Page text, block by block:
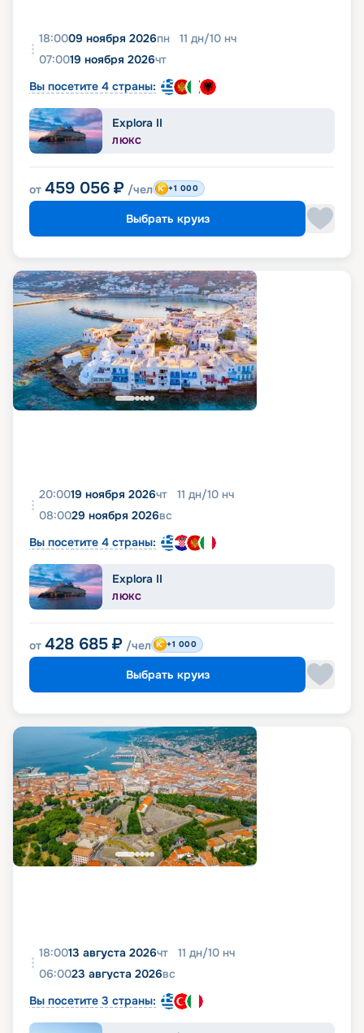
18:0009 ноября 2026пн 11 дн/10 нч
07:0019 ноября 2026чт
Вы посетите 4 страны:
Explora II
ЛЮКС
от 459 056 ₽ /чел +1 000
Выбрать круиз
20:0019 ноября 2026чт 11 дн/10 нч
08:0029 ноября 2026вс
Вы посетите 4 страны:
Explora II
ЛЮКС
от 428 685 ₽ /чел +1 000
Выбрать круиз
18:0013 августа 2026чт 11 дн/10 нч
06:0023 августа 2026вс
Вы посетите 3 страны: